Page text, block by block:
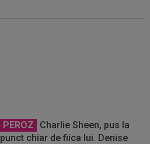
PEROZ
Charlie Sheen, pus la
punct chiar de fiica lui. Denise